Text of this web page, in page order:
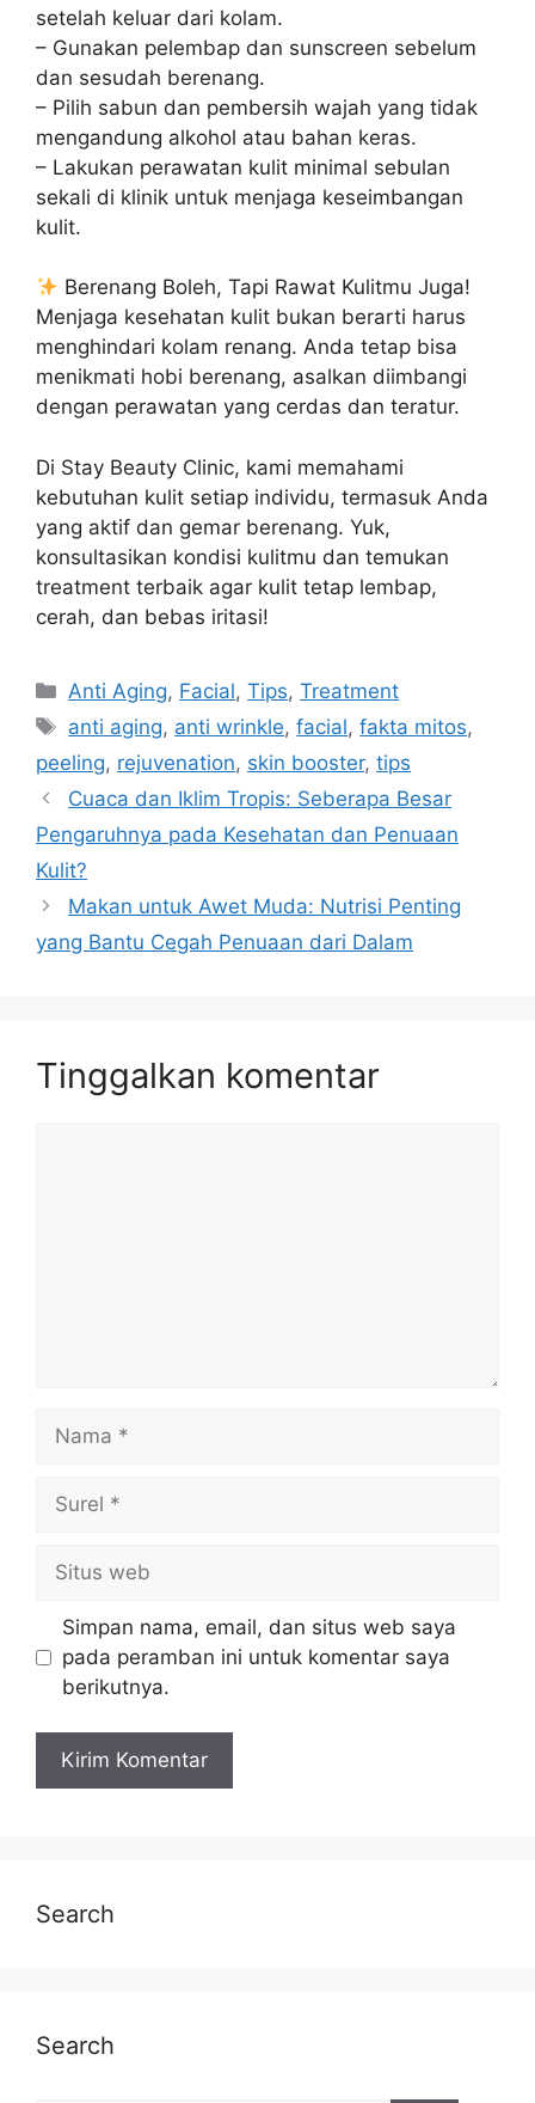
setelah keluar dari kolam.
– Gunakan pelembap dan sunscreen sebelum
dan sesudah berenang.
– Pilih sabun dan pembersih wajah yang tidak
mengandung alkohol atau bahan keras.
– Lakukan perawatan kulit minimal sebulan
sekali di klinik untuk menjaga keseimbangan
kulit.
Berenang Boleh, Tapi Rawat Kulitmu Juga!
Menjaga kesehatan kulit bukan berarti harus
menghindari kolam renang. Anda tetap bisa
menikmati hobi berenang, asalkan diimbangi
dengan perawatan yang cerdas dan teratur.
Di Stay Beauty Clinic, kami memahami
kebutuhan kulit setiap individu, termasuk Anda
yang aktif dan gemar berenang. Yuk,
konsultasikan kondisi kulitmu dan temukan
treatment terbaik agar kulit tetap lembap,
cerah, dan bebas iritasi!
Anti Aging, Facial,Tips,Treatment
anti aging, anti wrinkle,facial,fakta mitos,
peeling, rejuvenation, skin booster, tips
Cuaca dan Iklim Tropis: Seberapa Besar
Pengaruhnya pada Kesehatan dan Penuaan
Kulit?
Makan untuk Awet Muda: Nutrisi Penting
yang Bantu Cegah Penuaan dari Dalam
Tinggalkan komentar
Simpan nama, email, dan situs web saya
pada peramban ini untuk komentar saya
berikutnya.
Search
Search